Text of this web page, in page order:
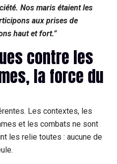
Nos maris étaient les
aux prises de
haut et fort.”
contre les
la force du
Les contextes, les
et les combats ne sont
les relie toutes : aucune de